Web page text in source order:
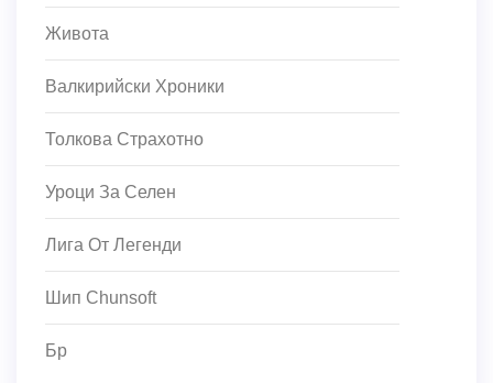
Живота
Валкирийски Хроники
Толкова Страхотно
Уроци За Селен
Лига От Легенди
Шип Chunsoft
Бр